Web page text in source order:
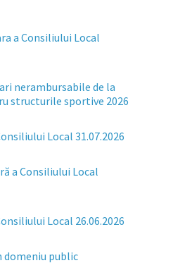
a Consiliului Local
nerambursabile de la
structurile sportive 2026
Local 31.07.2026
a Consiliului Local
Local 26.06.2026
public